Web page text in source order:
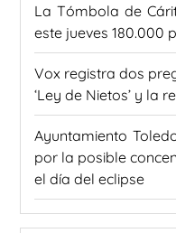
La Tómbola de
este jueves 180.000
Vox registra dos
‘Ley de Nietos’ y la
Ayuntamiento
por la posible
el día del eclipse